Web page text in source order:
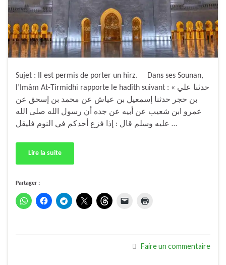
Sujet : Il est permis de porter un hirz. Dans ses Sounan,
l’Imâm At-Tirmidhi rapporte le hadîth suivant : « حدثنا علي
بن حجر حدثنا إسمعيل بن عياش عن محمد بن إسحق عن
عمرو ابن شعيب عن أبيه عن جده أن رسول الله صلى الله
عليه وسلم قال : إذا فزع أحدكم في النوم فليقل …
Lire la suite
Partager :
Faire un commentaire